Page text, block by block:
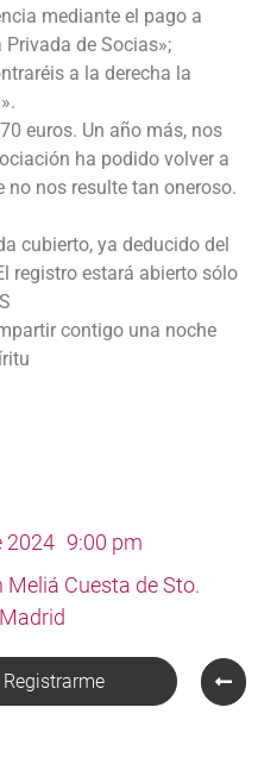
mediante el pago a
Privada de Socias»;
a la derecha la
euros. Un año más, nos
ha podido volver a
no nos resulte tan oneroso.
cubierto, ya deducido del
registro estará abierto sólo
contigo una noche
2024 9:00 pm
Meliá Cuesta de Sto.
Registrarme